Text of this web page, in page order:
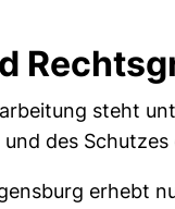
steht
des
erhebt